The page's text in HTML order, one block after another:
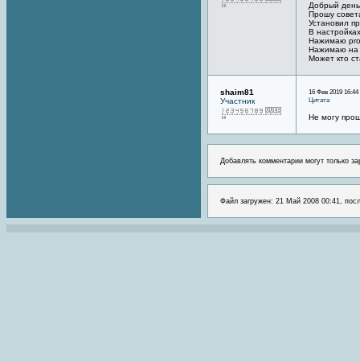
Добрый
Прошу
Установил
В
Нажимаю
Нажимаю на
Может кто
shaim81
Участник
16 Фев 2019 16:44
Цитата
Не могу
Добавлять комментарии могут только
Файл загружен: 21 Май 2008 00:41,